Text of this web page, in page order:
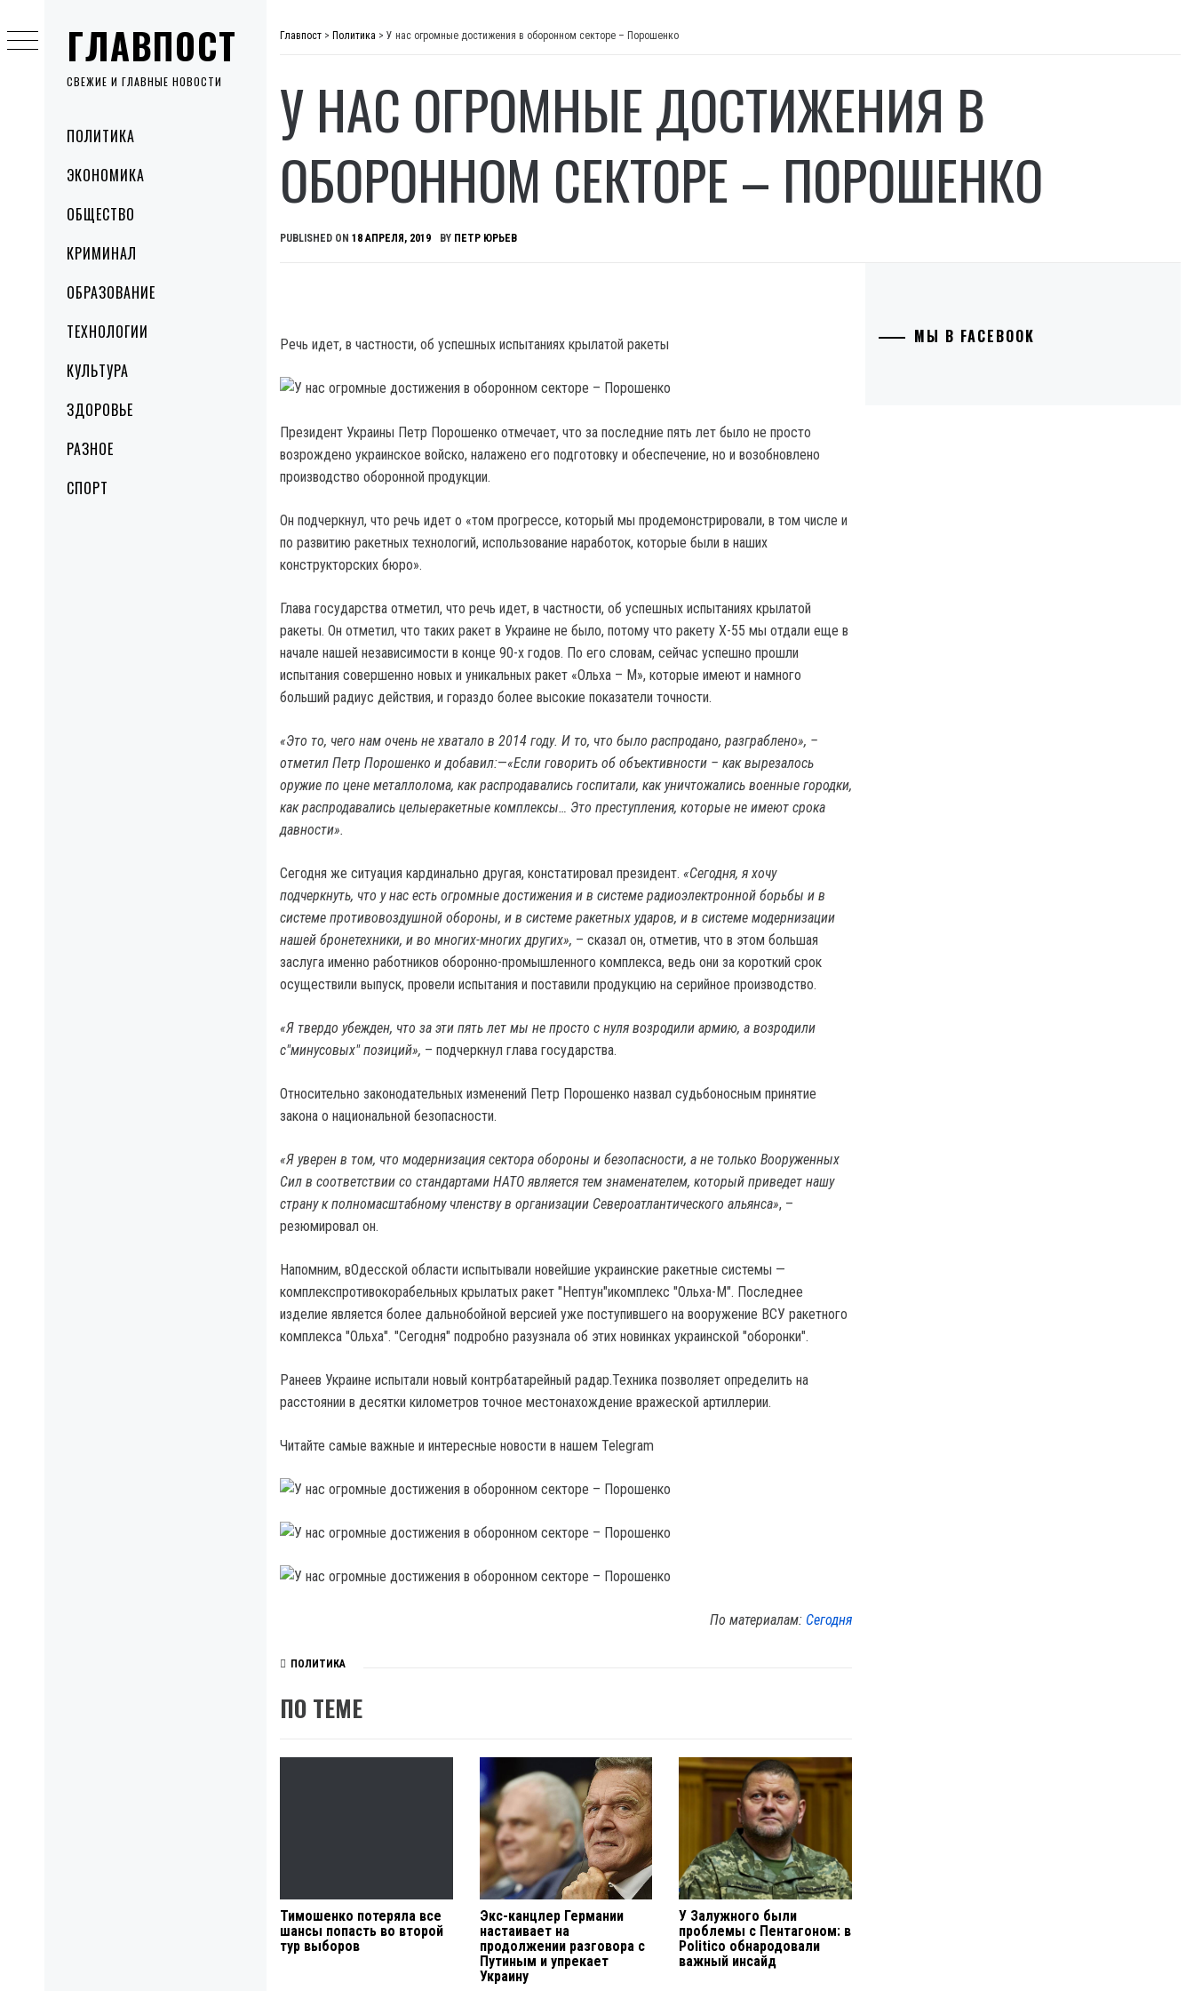
ГЛАВПОСТ
СВЕЖИЕ И ГЛАВНЫЕ НОВОСТИ
MenuПОЛИТИКА
ЭКОНОМИКА
ОБЩЕСТВО
КРИМИНАЛ
ОБРАЗОВАНИЕ
ТЕХНОЛОГИИ
КУЛЬТУРА
ЗДОРОВЬЕ
РАЗНОЕ
СПОРТ
to
content
Главпост > Политика > У нас огромные достижения в оборонном секторе – Порошенко
У НАС ОГРОМНЫЕ ДОСТИЖЕНИЯ В
ОБОРОННОМ СЕКТОРЕ – ПОРОШЕНКО
PUBLISHED ON 18 АПРЕЛЯ, 2019 BY ПЕТР ЮРЬЕВ
Речь идет, в частности, об успешных испытаниях крылатой ракеты
Президент Украины Петр Порошенко отмечает, что за последние пять лет было не просто
возрождено украинское войско, налажено его подготовку и обеспечение, но и возобновлено
производство оборонной продукции.
Он подчеркнул, что речь идет о «том прогрессе, который мы продемонстрировали, в том числе и
по развитию ракетных технологий, использование наработок, которые были в наших
конструкторских бюро».
Глава государства отметил, что речь идет, в частности, об успешных испытаниях крылатой
ракеты. Он отметил, что таких ракет в Украине не было, потому что ракету Х-55 мы отдали еще в
начале нашей независимости в конце 90-х годов. По его словам, сейчас успешно прошли
испытания совершенно новых и уникальных ракет «Ольха – М», которые имеют и намного
больший радиус действия, и гораздо более высокие показатели точности.
«Это то, чего нам очень не хватало в 2014 году. И то, что было распродано, разграблено», –
отметил Петр Порошенко и добавил:—«Если говорить об объективности – как вырезалось
оружие по цене металлолома, как распродавались госпитали, как уничтожались военные городки,
как распродавались целыеракетные комплексы… Это преступления, которые не имеют срока
давности».
Сегодня же ситуация кардинально другая, констатировал президент. «Сегодня, я хочу
подчеркнуть, что у нас есть огромные достижения и в системе радиоэлектронной борьбы и в
системе противовоздушной обороны, и в системе ракетных ударов, и в системе модернизации
нашей бронетехники, и во многих-многих других», – сказал он, отметив, что в этом большая
заслуга именно работников оборонно-промышленного комплекса, ведь они за короткий срок
осуществили выпуск, провели испытания и поставили продукцию на серийное производство.
«Я твердо убежден, что за эти пять лет мы не просто с нуля возродили армию, а возродили
с"минусовых" позиций», – подчеркнул глава государства.
Относительно законодательных изменений Петр Порошенко назвал судьбоносным принятие
закона о национальной безопасности.
«Я уверен в том, что модернизация сектора обороны и безопасности, а не только Вооруженных
Сил в соответствии со стандартами НАТО является тем знаменателем, который приведет нашу
страну к полномасштабному членству в организации Североатлантического альянса», –
резюмировал он.
Напомним, вОдесской области испытывали новейшие украинские ракетные системы —
комплекспротивокорабельных крылатых ракет "Нептун"икомплекс "Ольха-М". Последнее
изделие является более дальнобойной версией уже поступившего на вооружение ВСУ ракетного
комплекса "Ольха". "Сегодня" подробно разузнала об этих новинках украинской "оборонки".
Ранеев Украине испытали новый контрбатарейный радар.Техника позволяет определить на
расстоянии в десятки километров точное местонахождение вражеской артиллерии.
Читайте самые важные и интересные новости в нашем Telegram
По материалам: Сегодня
ПОЛИТИКА
ПО ТЕМЕ
Тимошенко потеряла все
шансы попасть во второй
тур выборов
Экс-канцлер Германии
настаивает на
продолжении разговора с
Путиным и упрекает
Украину
У Залужного были
проблемы с Пентагоном: в
Politico обнародовали
важный инсайд
МЫ В FACEBOOK